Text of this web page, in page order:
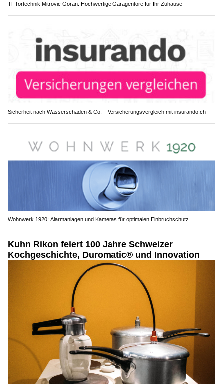
TFTortechnik Mitrovic Goran: Hochwertige Garagentore für Ihr Zuhause
Sicherheit nach Wasserschäden & Co. – Versicherungsvergleich mit insurando.ch
Wohnwerk 1920: Alarmanlagen und Kameras für optimalen Einbruchschutz
Kuhn Rikon feiert 100 Jahre Schweizer
Kochgeschichte, Duromatic® und Innovation